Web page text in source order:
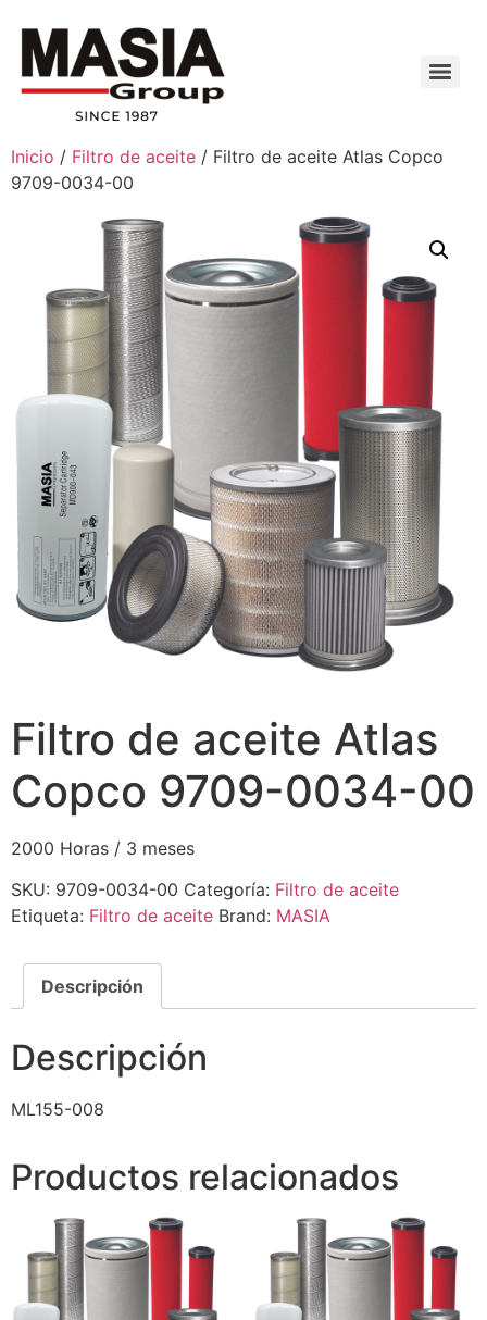
Inicio / Filtro de aceite / Filtro de aceite Atlas Copco
9709-0034-00
Filtro de aceite Atlas
Copco 9709-0034-00
2000 Horas / 3 meses
SKU: 9709-0034-00 Categoría: Filtro de aceite
Etiqueta: Filtro de aceite Brand: MASIA
Descripción
Descripción
ML155-008
Productos relacionados